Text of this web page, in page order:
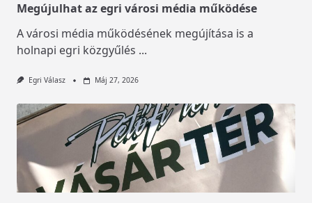
Megújulhat az egri városi média működése
A városi média működésének megújítása is a
holnapi egri közgyűlés ...
Egri Válasz Máj 27, 2026